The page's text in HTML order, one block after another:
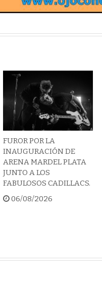
FUROR POR LA
INAUGURACIÓN DE
ARENA MARDEL PLATA
JUNTO A LOS
FABULOSOS CADILLACS.
06/08/2026